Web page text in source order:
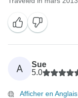
A
Sue
5.0
Afficher en Anglais